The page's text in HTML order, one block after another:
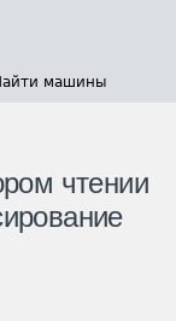
машины
чтении